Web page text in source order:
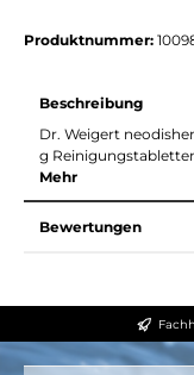
Produktnummer:
Beschreibung
Dr. Weigert
g
Mehr
Bewertungen